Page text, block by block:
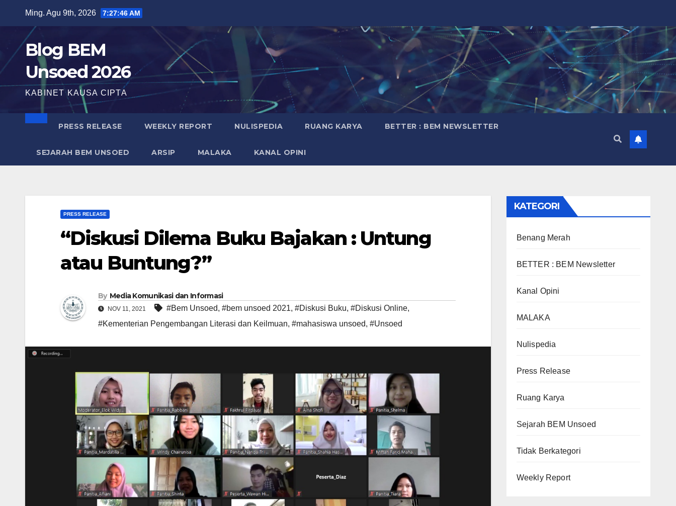
Ming. Agu 9th, 2026 7:27:47 AM
Blog BEM
Unsoed 2026
KABINET KAUSA CIPTA
PRESS RELEASE WEEKLY REPORT NULISPEDIA RUANG KARYA BETTER : BEM NEWSLETTER
SEJARAH BEM UNSOED ARSIP MALAKA KANAL OPINI
PRESS RELEASE
“Diskusi Dilema Buku Bajakan : Untung
atau Buntung?”
By Media Komunikasi dan Informasi
NOV 11, 2021 #Bem Unsoed, #bem unsoed 2021, #Diskusi Buku, #Diskusi Online,
#Kementerian Pengembangan Literasi dan Keilmuan, #mahasiswa unsoed, #Unsoed
KATEGORI
Benang Merah
BETTER : BEM Newsletter
Kanal Opini
MALAKA
Nulispedia
Press Release
Ruang Karya
Sejarah BEM Unsoed
Tidak Berkategori
Weekly Report